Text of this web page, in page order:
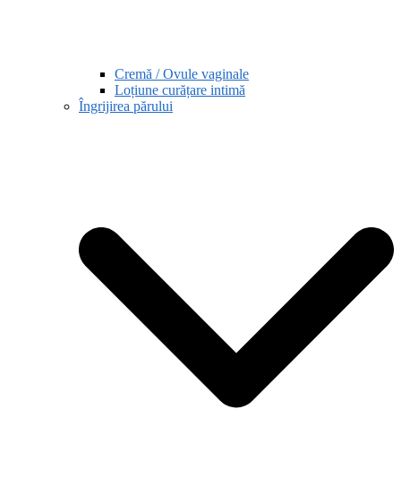
Cremă / Ovule vaginale
Loțiune curățare intimă
Îngrijirea părului